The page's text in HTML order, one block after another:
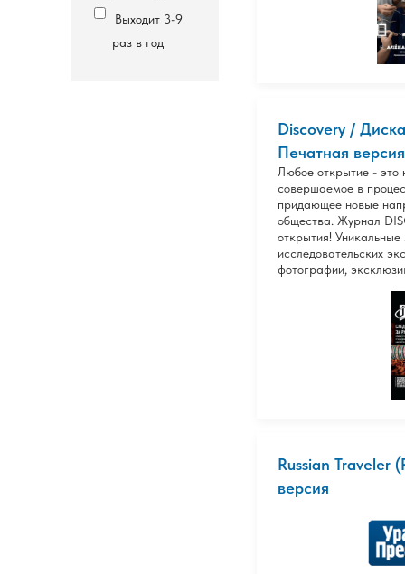
Выходит 3-9
раз в год
Discovery /
Печатная версия
Любое открытие - это
совершаемое в
придающее новые
общества. Журнал
открытия!
исследовательских
фотографии,
Russian Traveler
версия